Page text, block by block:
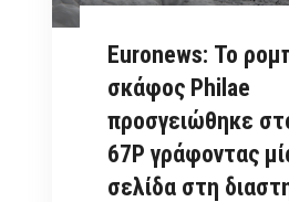
Euronews: Το
σκάφος Philae
προσγειώθηκε
67P γράφοντας
σελίδα στη